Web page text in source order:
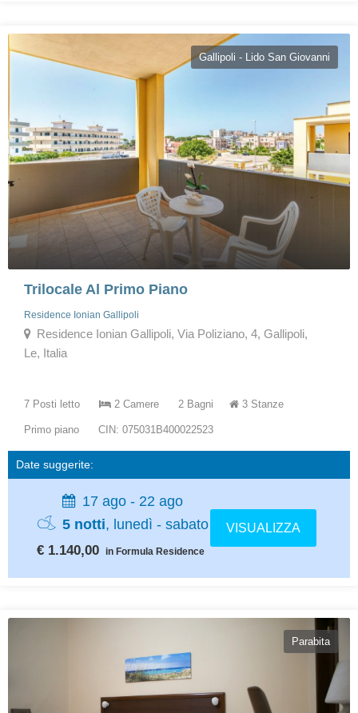
Gallipoli - Lido San Giovanni
Trilocale Al Primo Piano
Residence Ionian Gallipoli
Residence Ionian Gallipoli, Via Poliziano, 4, Gallipoli,
Le, Italia
7 Posti letto 2 Camere 2 Bagni 3 Stanze
Primo piano CIN: 075031B400022523
Date suggerite:
17 ago - 22 ago
5 notti, lunedì - sabato
€ 1.140,00 in Formula Residence
VISUALIZZA
Parabita